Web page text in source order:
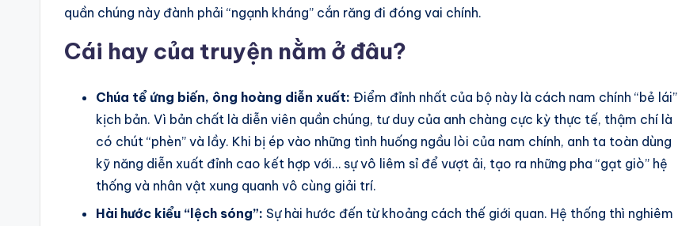
quần chúng này đành phải “ngạnh kháng” cắn răng đi đóng vai chính.
Cái hay của truyện nằm ở đâu?
Chúa tể ứng biến, ông hoàng diễn xuất: Điểm đỉnh nhất của bộ này là cách nam chính “bẻ lái”
kịch bản. Vì bản chất là diễn viên quần chúng, tư duy của anh chàng cực kỳ thực tế, thậm chí là
có chút “phèn” và lầy. Khi bị ép vào những tình huống ngầu lòi của nam chính, anh ta toàn dùng
kỹ năng diễn xuất đỉnh cao kết hợp với… sự vô liêm sỉ để vượt ải, tạo ra những pha “gạt giò” hệ
thống và nhân vật xung quanh vô cùng giải trí.
Hài hước kiểu “lệch sóng”: Sự hài hước đến từ khoảng cách thế giới quan. Hệ thống thì nghiêm